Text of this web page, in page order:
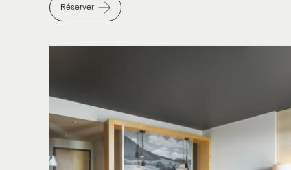
Réserver